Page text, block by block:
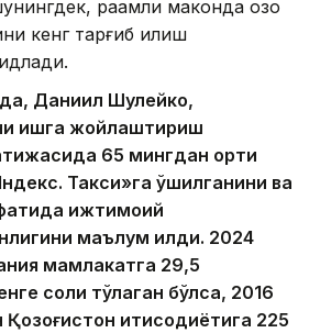
рақамли маконда қозоқ
кенг тарғиб қилиш
Даниил Шулейко,
ишга жойлаштириш
65 мингдан ортиқ
Такси»га қўшилганини ва
ижтимоий
маълум қилди. 2024
мамлакатга 29,5
солиқ тўлаган бўлса, 2016
иқтисодиётига 225